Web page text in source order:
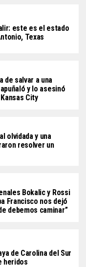
este es el estado
Texas
de salvar a una
y lo asesinó
City
olvidada y una
resolver un
Bokalic y Rossi
Francisco nos dejó
debemos caminar”
de Carolina del Sur
heridos